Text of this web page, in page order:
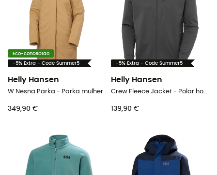
Eco-concebido
-5% Extra - Code Summer5
Helly Hansen
W Nesna Parka - Parka mulher
349,90 €
-5% Extra - Code Summer5
Helly Hansen
Crew Fleece Jacket - Polar homem
139,90 €